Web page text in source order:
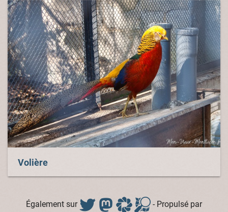
Volière
Également sur - Propulsé par